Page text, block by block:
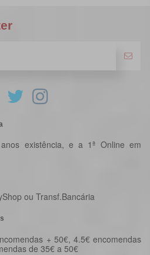
existência, e a 1ª Online em
ou Transf.Bancária
+ 50€, 4.5€ encomendas
de 35€ a 50€